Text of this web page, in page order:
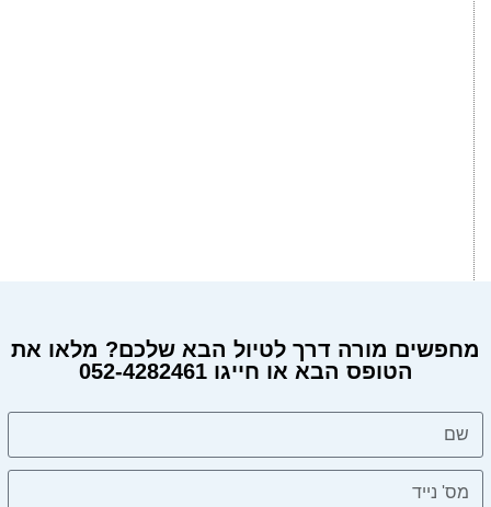
מחפשים מורה דרך?
מחפשים מורה דרך לטיול הבא שלכם? מלאו את
הטופס הבא או חייגו 052-4282461